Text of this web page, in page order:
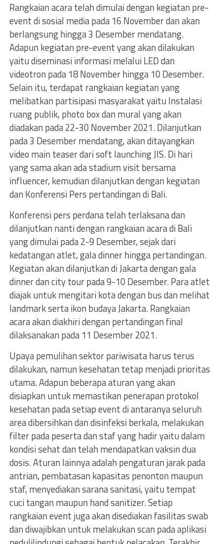
Rangkaian acara telah dimulai dengan kegiatan pre-
event di sosial media pada 16 November dan akan
berlangsung hingga 3 Desember mendatang.
Adapun kegiatan pre-event yang akan dilakukan
yaitu diseminasi informasi melalui LED dan
videotron pada 18 November hingga 10 Desember.
Selain itu, terdapat rangkaian kegiatan yang
melibatkan partisipasi masyarakat yaitu Instalasi
ruang publik, photo box dan mural yang akan
diadakan pada 22-30 November 2021. Dilanjutkan
pada 3 Desember mendatang, akan ditayangkan
video main teaser dari soft launching JIS. Di hari
yang sama akan ada stadium visit bersama
influencer, kemudian dilanjutkan dengan kegiatan
dan Konferensi Pers pertandingan di Bali.
Konferensi pers perdana telah terlaksana dan
dilanjutkan nanti dengan rangkaian acara di Bali
yang dimulai pada 2-9 Desember, sejak dari
kedatangan atlet, gala dinner hingga pertandingan.
Kegiatan akan dilanjutkan di Jakarta dengan gala
dinner dan city tour pada 9-10 Desember. Para atlet
diajak untuk mengitari kota dengan bus dan melihat
landmark serta ikon budaya Jakarta. Rangkaian
acara akan diakhiri dengan pertandingan final
dilaksanakan pada 11 Desember 2021.
Upaya pemulihan sektor pariwisata harus terus
dilakukan, namun kesehatan tetap menjadi prioritas
utama. Adapun beberapa aturan yang akan
disiapkan untuk memastikan penerapan protokol
kesehatan pada setiap event di antaranya seluruh
area dibersihkan dan disinfeksi berkala, melakukan
filter pada peserta dan staf yang hadir yaitu dalam
kondisi sehat dan telah mendapatkan vaksin dua
dosis. Aturan lainnya adalah pengaturan jarak pada
antrian, pembatasan kapasitas penonton maupun
staf, menyediakan sarana sanitasi, yaitu tempat
cuci tangan maupun hand sanitizer. Setiap
rangkaian event juga akan disediakan fasilitas swab
dan diwajibkan untuk melakukan scan pada aplikasi